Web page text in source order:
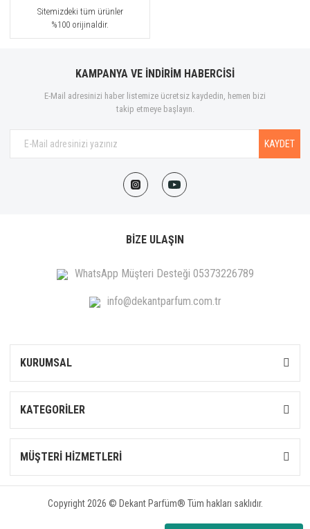
Sitemizdeki tüm ürünler
%100 orijinaldir.
KAMPANYA VE İNDİRİM HABERCİSİ
E-Mail adresinizi haber listemize ücretsiz kaydedin, hemen bizi
takip etmeye başlayın.
KAYDET
BİZE ULAŞIN
WhatsApp Müşteri Desteği 05373226789
info@dekantparfum.com.tr
KURUMSAL
KATEGORİLER
MÜŞTERİ HİZMETLERİ
Copyright 2026 © Dekant Parfüm® Tüm hakları saklıdır.